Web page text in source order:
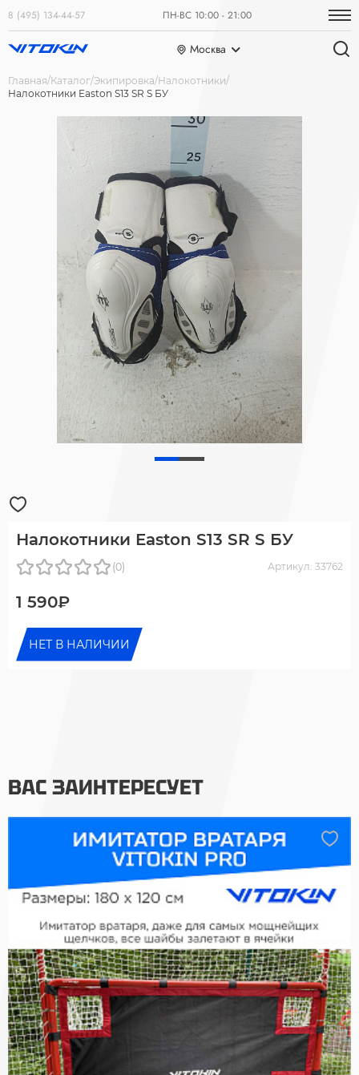
8 (495) 134-44-57 ПН-ВС 10:00 - 21:00
Москва
Главная Каталог Экипировка Налокотники
Налокотники Easton S13 SR S БУ
Налокотники Easton S13 SR S БУ
(0) Артикул: 33762
1 590₽
НЕТ В НАЛИЧИИ
ВАС ЗАИНТЕРЕСУЕТ